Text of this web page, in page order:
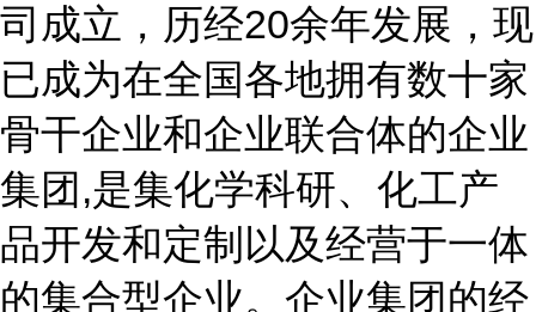
司成立，历经20余年发展，现
已成为在全国各地拥有数十家
骨干企业和企业联合体的企业
集团,是集化学科研、化工产
品开发和定制以及经营于一体
的集合型企业。企业集团的经